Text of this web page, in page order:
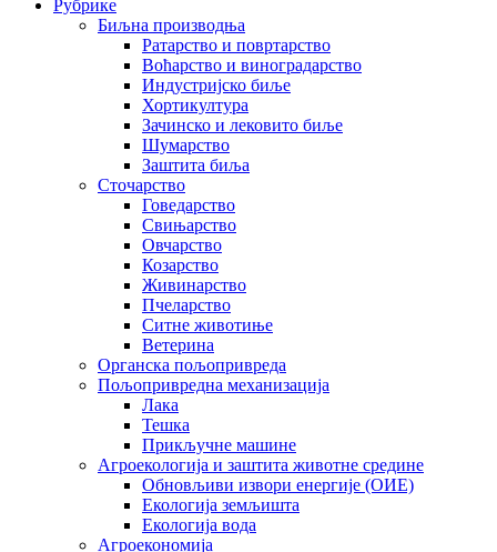
Рубрике
Биљна производња
Ратарство и повртарство
Воћарство и виноградарство
Индустријско биље
Хортикултура
Зачинско и лековито биље
Шумарство
Заштита биља
Сточарство
Говедарство
Свињарство
Овчарство
Козарство
Живинарство
Пчеларство
Ситне животиње
Ветерина
Органска пољопривреда
Пољопривредна механизација
Лака
Тешка
Прикључне машине
Агроекологија и заштита животне средине
Обновљиви извори енергије (ОИЕ)
Екологија земљишта
Екологија вода
Агроекономија